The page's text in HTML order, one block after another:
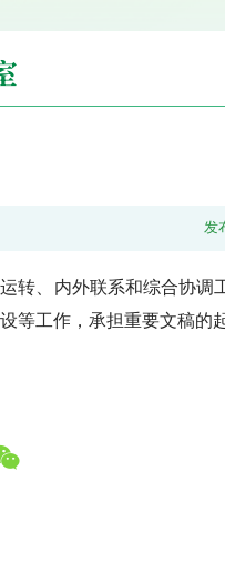
发
转、内外联系和综合协调
等工作，承担重要文稿的